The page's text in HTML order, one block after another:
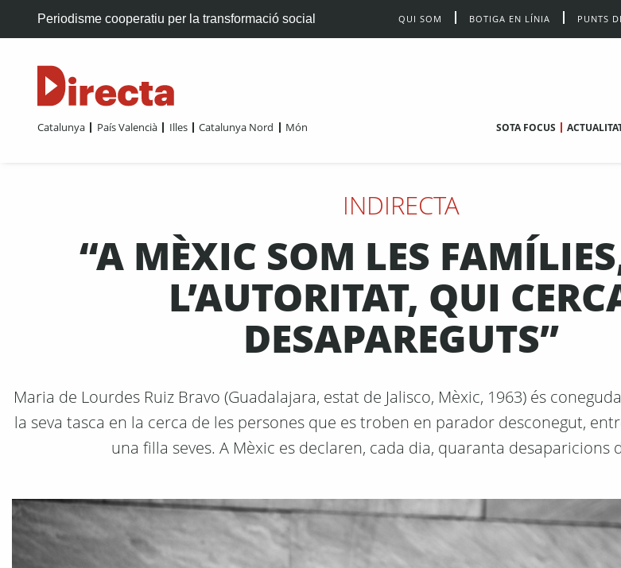
Periodisme cooperatiu per la transformació social QUI SOM BOTIGA EN LÍNIA PUNTS
Catalunya País Valencià Illes Catalunya Nord Món SOTA FOCUS
INDIRECTA
“A MÈXIC SOM LES
L’AUTORITAT, QUI
DESAPAREGUTS”
Maria de Lourdes Ruiz Bravo (Guadalajara, estat de Jalisco, Mèxic, 1963) és
la seva tasca en la cerca de les persones que es troben en parador desconegut,
una filla seves. A Mèxic es declaren, cada dia, quaranta desaparicions